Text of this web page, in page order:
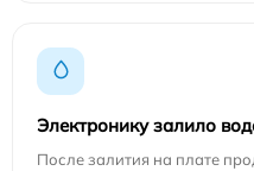
Электронику залило
После залития на плате